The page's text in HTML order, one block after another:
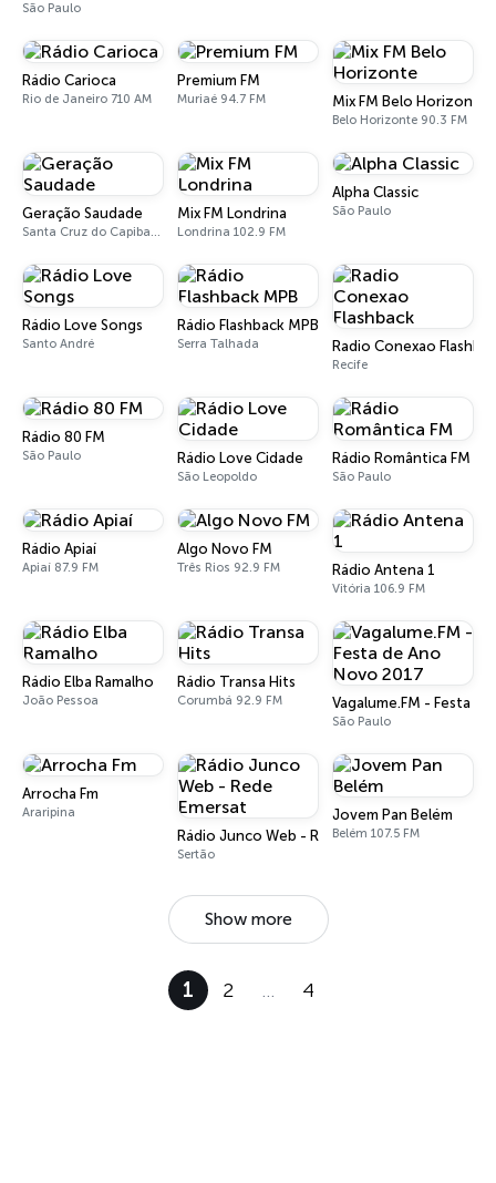
São Paulo
Rádio Carioca
Rio de Janeiro 710 AM
Premium FM
Muriaé 94.7 FM Mix FM Belo Horizonte
Belo Horizonte 90.3 FM
Geração Saudade
Santa Cruz do Capibaribe
Mix FM Londrina
Londrina 102.9 FM
Alpha Classic
São Paulo
Rádio Love Songs
Santo André
Rádio Flashback MPB
Serra Talhada Radio Conexao
Recife
Rádio 80 FM
São Paulo Rádio Love Cidade
São Leopoldo
Rádio Romântica FM
São Paulo
Rádio Apiaí
Apiaí 87.9 FM
Algo Novo FM
Três Rios 92.9 FM Rádio Antena 1
Vitória 106.9 FM
Rádio Elba Ramalho
João Pessoa
Rádio Transa Hits
Corumbá 92.9 FM Vagalume.FM - Festa
São Paulo
Arrocha Fm
Araripina
Rádio Junco Web - Rede Emersat
Sertão
Jovem Pan Belém
Belém 107.5 FM
Show more
1 2 … 4